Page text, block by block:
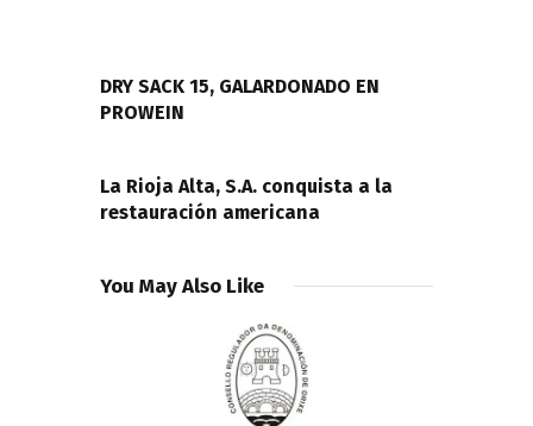
entradas
DRY SACK 15, GALARDONADO EN
PROWEIN
La Rioja Alta, S.A. conquista a la
restauración americana
You May Also Like